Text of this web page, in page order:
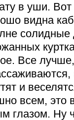
в уши. Вот
видна
солидные
Все
и
всем, это
глазом. Ну